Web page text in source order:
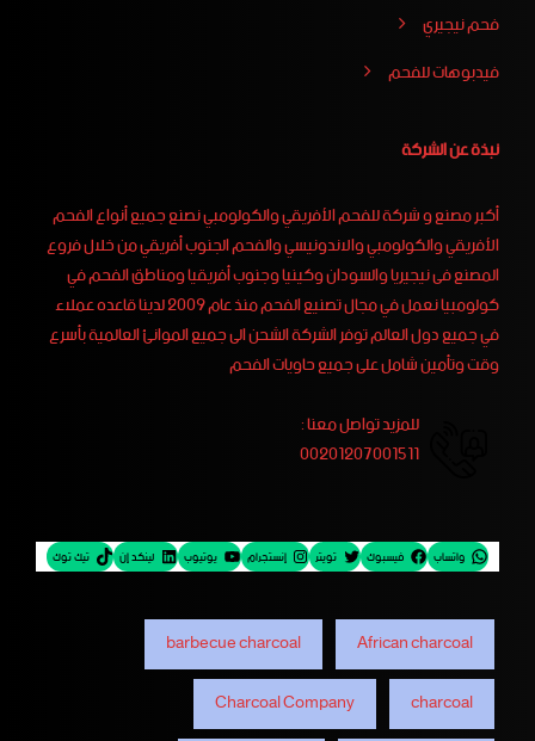
فحم نيجيري
فيدبوهات للفحم
نبذة عن الشركة
أكبر مصنع و شركة للفحم الأفريقي والكولومبي نصنع جميع أنواع الفحم
الأفريقي والكولومبي والاندونيسي والفحم الجنوب أفريقي من خلال فروع
المصنع فى نيجيريا والسودان وكينيا وجنوب أفريقيا ومناطق الفحم في
كولومبيا نعمل في مجال تصنيع الفحم منذ عام 2009 لدينا قاعده عملاء
في جميع دول العالم توفر الشركة الشحن الى جميع الموانئ العالمية بأسرع
وقت وتأمين شامل على جميع حاويات الفحم
للمزيد تواصل معنا :
00201207001511
واتساب فيسبوك تويتر إنستجرام يوتيوب لينكد إن تيك توك
African charcoal
barbecue charcoal
charcoal
Charcoal Company